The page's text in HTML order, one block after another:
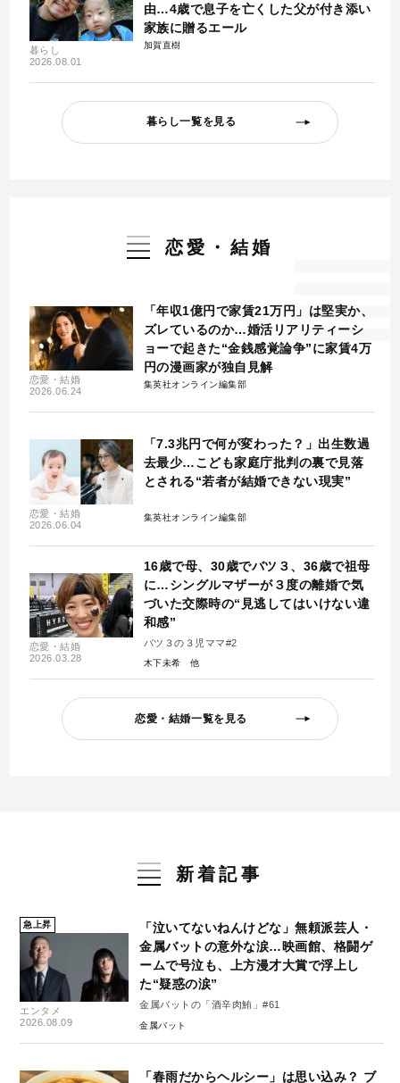
暮らし
2026.08.01
由…4歳で息子を亡くした父が付き添い
家族に贈るエール
加賀直樹
暮らし一覧を見る
恋愛・結婚
恋愛・結婚
2026.06.24
「年収1億円で家賃21万円」は堅実か、
ズレているのか…婚活リアリティーシ
ョーで起きた“金銭感覚論争”に家賃4万
円の漫画家が独自見解
集英社オンライン編集部
恋愛・結婚
2026.06.04
「7.3兆円で何が変わった？」出生数過
去最少…こども家庭庁批判の裏で見落
とされる“若者が結婚できない現実”
集英社オンライン編集部
恋愛・結婚
2026.03.28
16歳で母、30歳でバツ３、36歳で祖母
に…シングルマザーが３度の離婚で気
づいた交際時の“見逃してはいけない違
和感”
バツ３の３児ママ#2
木下未希
恋愛・結婚一覧を見る
新着記事
急上昇
エンタメ
2026.08.09
「泣いてないねんけどな」無頼派芸人・
金属バットの意外な涙…映画館、格闘ゲ
ームで号泣も、上方漫才大賞で浮上し
た“疑惑の涙”
金属バットの「酒辛肉鮪」#61
金属バット
「春雨だからヘルシー」は思い込み？ ブ